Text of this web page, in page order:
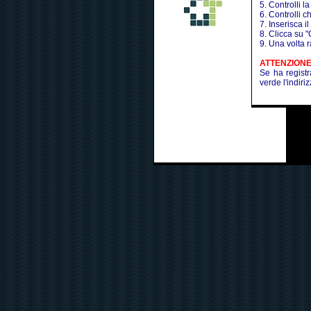
5. Controlli
6. Controlli
7. Inserisca
8. Clicca su
9. Una volta
ATTENZIONE
Se ha
verde